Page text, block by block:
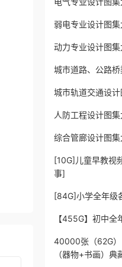
弱电专业设计图集
动力专业设计图集
城市道路、公路桥
城市轨道交通设计
人防工程设计图集
综合管廊设计图集
[10G]儿童早教视
事]
[84G]小学全年级
【455G】初中
40000张（62G
（器物+书画）典